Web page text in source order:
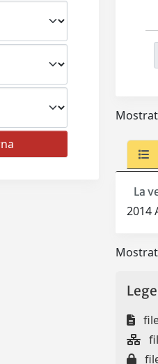
La
2014